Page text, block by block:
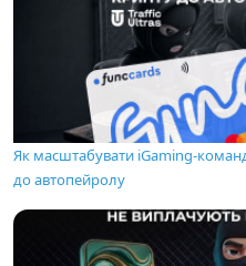
Як масштабувати iGaming-
до автопейролу